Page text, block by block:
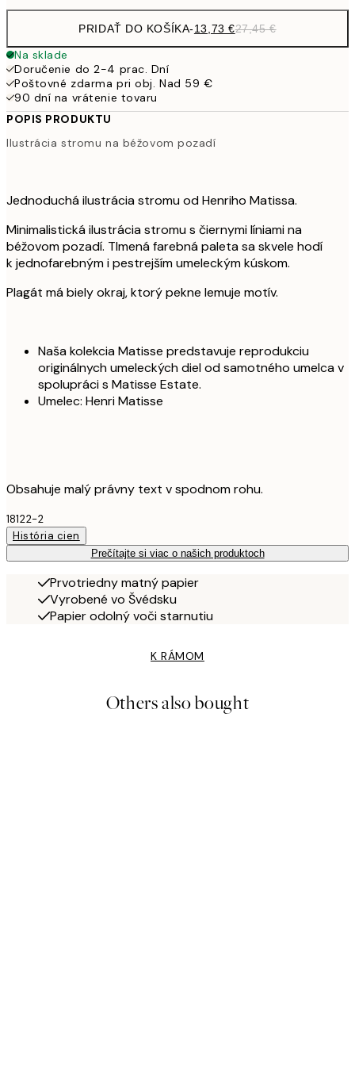
PRIDAŤ DO KOŠÍKA-13,73 €27,45 €
Na sklade
Doručenie do 2-4 prac. Dní
Poštovné zdarma pri obj. Nad 59 €
90 dní na vrátenie tovaru
POPIS PRODUKTU
Ilustrácia stromu na béžovom pozadí
Jednoduchá ilustrácia stromu od Henriho Matissa.
Minimalistická ilustrácia stromu s čiernymi líniami na
béžovom pozadí. Tlmená farebná paleta sa skvele hodí
k jednofarebným i pestrejším umeleckým kúskom.
Plagát má biely okraj, ktorý pekne lemuje motív.
Naša kolekcia Matisse predstavuje reprodukciu
originálnych umeleckých diel od samotného umelca v
spolupráci s Matisse Estate.
Umelec: Henri Matisse
Obsahuje malý právny text v spodnom rohu.
18122-2
História cien
Prečítajte si viac o našich produktoch
Prvotriedny matný papier
Vyrobené vo Švédsku
Papier odolný voči starnutiu
K RÁMOM
Others also bought